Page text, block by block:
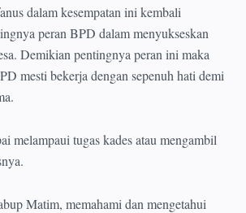
dalam kesempatan ini kembali
peran BPD dalam menyukseskan
Demikian pentingnya peran ini maka
mesti bekerja dengan sepenuh hati demi
melampaui tugas kades atau mengambil
Matim, memahami dan mengetahui